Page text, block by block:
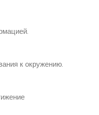
к окружению.